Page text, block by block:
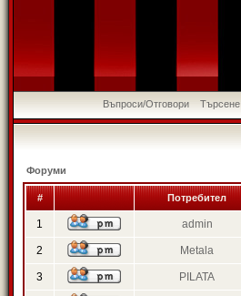
Въпроси/Отговори Търсене
Форуми
# Потребител
1 admin
2 Metala
3 PILATA